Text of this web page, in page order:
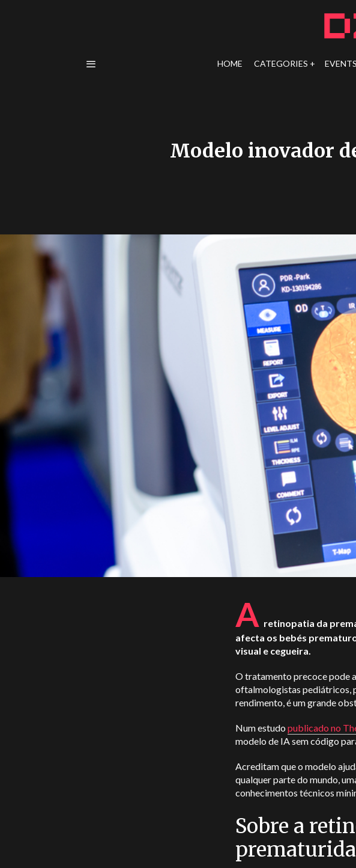
HOME CATEGORIES EVENTS
Modelo inovador
A retinopatia da
afecta os bebés
visual e cegueira.
O tratamento precoce pode
oftalmologistas pediátricos,
rendimento, é um grande
Num estudo publicado no
modelo de IA sem código
Acreditam que o modelo
qualquer parte do mundo,
conhecimentos técnicos
Sobre a